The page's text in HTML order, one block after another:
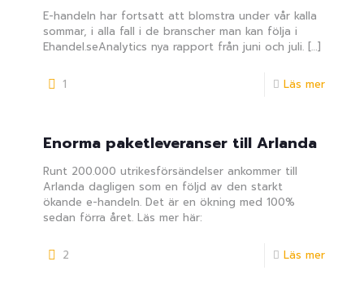
E-handeln har fortsatt att blomstra under vår kalla
sommar, i alla fall i de branscher man kan följa i
Ehandel.seAnalytics nya rapport från juni och juli. […]
1 Läs mer
Enorma paketleveranser till Arlanda
Runt 200.000 utrikesförsändelser ankommer till
Arlanda dagligen som en följd av den starkt
ökande e-handeln. Det är en ökning med 100%
sedan förra året. Läs mer här:
2 Läs mer